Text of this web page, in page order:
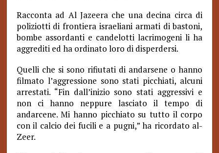
Racconta ad Al Jazeera che una decina circa di
poliziotti di frontiera israeliani armati di bastoni,
bombe assordanti e candelotti lacrimogeni li ha
aggrediti ed ha ordinato loro di disperdersi.
Quelli che si sono rifiutati di andarsene o hanno
filmato l’aggressione sono stati picchiati, alcuni
arrestati. “Fin dall’inizio sono stati aggressivi e
non ci hanno neppure lasciato il tempo di
andarcene. Mi hanno picchiato su tutto il corpo
con il calcio dei fucili e a pugni,” ha ricordato al-
Zeer.